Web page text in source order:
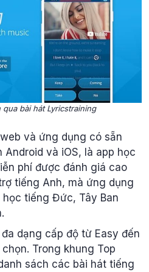
bài hát Lyricstraining
và ứng dụng có sẵn
và iOS, là app học
phí được đánh giá cao
tiếng Anh, mà ứng dụng
tiếng Đức, Tây Ban
dạng cấp độ từ Easy đến
Trong khung Top
sách các bài hát tiếng